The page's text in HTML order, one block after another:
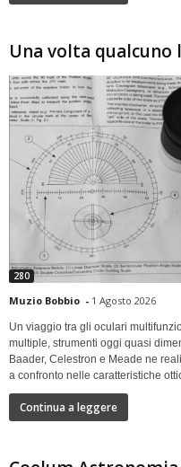
Una volta qualcuno
280
Muzio Bobbio - 1 Agosto 2026
Un viaggio tra gli oculari
multiple, strumenti oggi quasi
Baader, Celestron e Meade ne
a confronto nelle caratteristiche
Continua a leggere